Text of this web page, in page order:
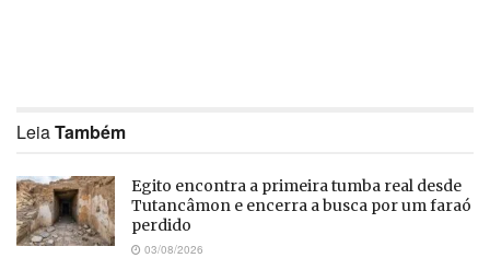
LeiaTambém
Egito encontra a primeira tumba real desde
Tutancâmon e encerra a busca por um faraó
perdido
03/08/2026